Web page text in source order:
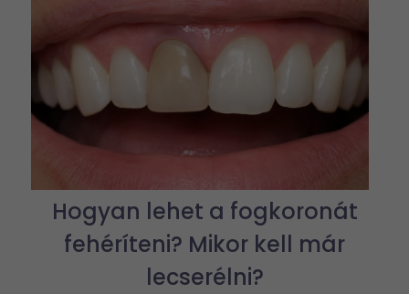
Hogyan lehet a fogkoronát
fehéríteni? Mikor kell már
lecserélni?